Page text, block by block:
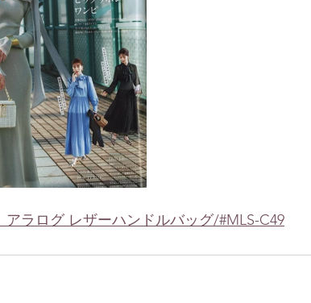
アラログ レザーハンドルバッグ/#MLS-C49